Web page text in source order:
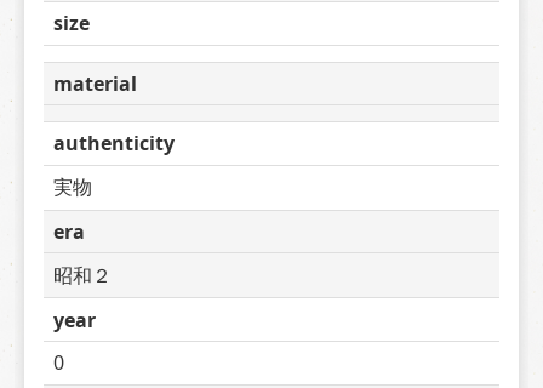
size
material
authenticity
実物
era
昭和２
year
0